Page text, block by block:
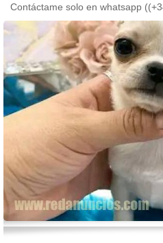
Contáctame solo en whatsapp